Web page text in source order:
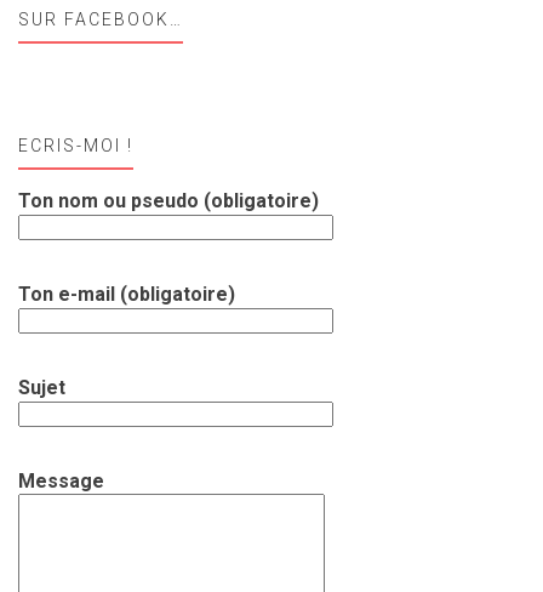
SUR FACEBOOK…
ECRIS-MOI !
Ton nom ou pseudo (obligatoire)
Ton e-mail (obligatoire)
Sujet
Message